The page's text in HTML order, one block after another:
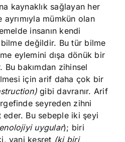
kaynaklık sağlayan her
mümkün olan
insanın kendi
değildir. Bu tür bilme
eylemini dışa dönük bir
Bu bakımdan zihinsel
için arif daha çok bir
gibi davranır. Arif
seyreden zihni
Bu sebeple iki şeyi
uygular); biri
yani kesret (ki biri